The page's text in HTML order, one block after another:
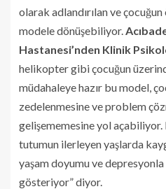
olarak adlandırılan ve
modele dönüşebiliyor.
Hastanesi’nden Klinik
helikopter gibi çocuğun
müdahaleye hazır bu model,
zedelenmesine ve problem
gelişememesine yol açabiliyor.
tutumun ilerleyen yaşlarda
yaşam doyumu ve
gösteriyor” diyor.